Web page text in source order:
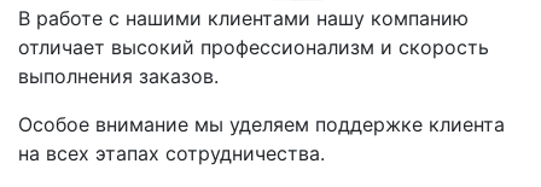
В работе с нашими клиентами нашу компанию
отличает высокий профессионализм и скорость
выполнения заказов.
Особое внимание мы уделяем поддержке клиента
на всех этапах сотрудничества.